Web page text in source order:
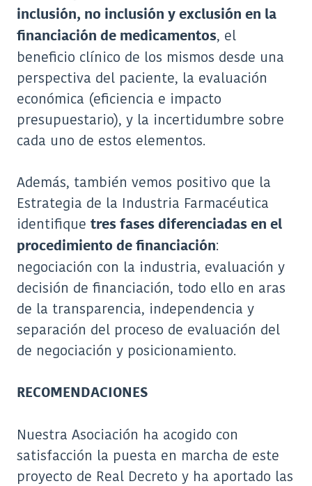
inclusión, no inclusión y exclusión en la
financiación de medicamentos, el
beneficio clínico de los mismos desde una
perspectiva del paciente, la evaluación
económica (eficiencia e impacto
presupuestario), y la incertidumbre sobre
cada uno de estos elementos.
Además, también vemos positivo que la
Estrategia de la Industria Farmacéutica
identifique tres fases diferenciadas en el
procedimiento de financiación:
negociación con la industria, evaluación y
decisión de financiación, todo ello en aras
de la transparencia, independencia y
separación del proceso de evaluación del
de negociación y posicionamiento.
RECOMENDACIONES
Nuestra Asociación ha acogido con
satisfacción la puesta en marcha de este
proyecto de Real Decreto y ha aportado las